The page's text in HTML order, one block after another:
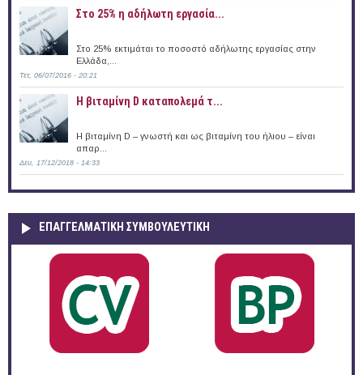
Στο 25% η αδήλωτη εργασία...
Στο 25% εκτιμάται το ποσοστό αδήλωτης εργασίας στην
Ελλάδα,...
Τετ, 06/07/2016 - 20:21
Η βιταμίνη D καταπολεμά τ...
Η βιταμίνη D – γνωστή και ως βιταμίνη του ήλιου – είναι
απαρ...
Δευ, 17/12/2018 - 14:33
ΕΠΑΓΓΕΛΜΑΤΙΚΉ ΣΥΜΒΟΥΛΕΥΤΙΚΉ